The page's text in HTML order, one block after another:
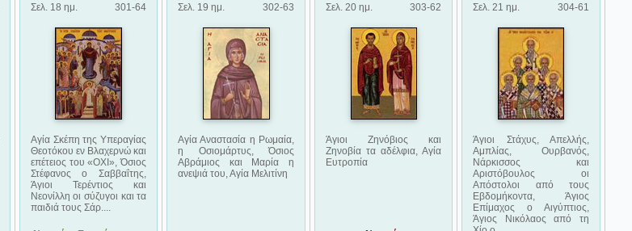
Σελ. 18 ημ.
301-64
Αγία Σκέπη της Υπεραγίας
Θεοτόκου εν Βλαχερνώ και
επέτειος του «ΟΧΙ», Όσιος
Στέφανος ο Σαββαΐτης,
Άγιοι Τερέντιος και
Νεονίλλη οι σύζυγοι και τα
παιδιά τους Σάρ....
Σελ. 19 ημ.
302-63
Αγία Αναστασία η Ρωμαία,
η Οσιομάρτυς, Όσιος
Αβράμιος και Μαρία η
ανεψιά του, Αγία Μελιτίνη
Σελ. 20 ημ.
303-62
Άγιοι Ζηνόβιος και
Ζηνοβία τα αδέλφια, Αγία
Ευτροπία
Σελ. 21 ημ.
304-61
Άγιοι Στάχυς, Απελλής,
Αμπλίας, Ουρβανός,
Νάρκισσος και
Αριστόβουλος οι
Απόστολοι από τους
Εβδομήκοντα, Άγιος
Επίμαχος ο Αιγύπτιος,
Άγιος Νικόλαος από τη